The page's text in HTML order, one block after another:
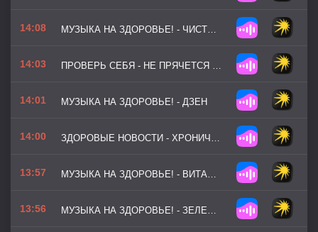
14:08 МУЗЫКА НА ЗДОРОВЬЕ! - ЧИСТЫЙ РАЗУМ
14:03 ПРОВЕРЬ СЕБЯ - НЕ ПРЯЧЕТСЯ ЛИ ДЕПРЕССИЯ ЗА УСТАЛОСТЬЮ
14:01 МУЗЫКА НА ЗДОРОВЬЕ! - ДЗЕН
14:00 ЗДОРОВЫЕ НОВОСТИ - ХРОНИЧЕСКИЙ СТРЕСС ПОВЫШАЕТ РИСК РАКА
13:57 МУЗЫКА НА ЗДОРОВЬЕ! - ВИТАМИННЫЙ СВЕТ (ВЕРСИЯ 2)
13:56 МУЗЫКА НА ЗДОРОВЬЕ! - ЗЕЛЕНЫЙ МАРШРУТ